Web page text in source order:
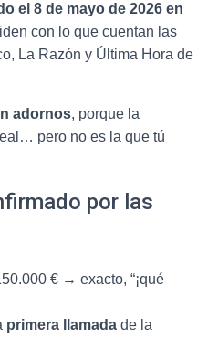
el 8 de mayo de 2026 en
con lo que cuentan las
La Razón y Última Hora de
adornos, porque la
pero no es la que tú
por las
€ → exacto, “¡qué
primera llamada de la